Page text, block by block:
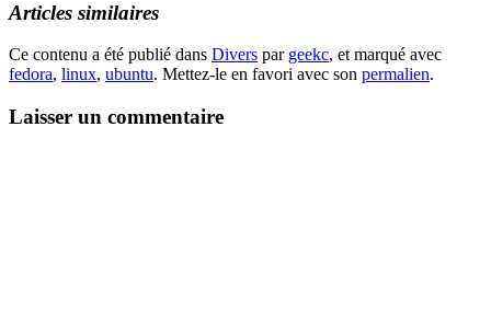
Articles similaires
Ce contenu a été publié dans Divers par geekc, et marqué avec
fedora, linux, ubuntu. Mettez-le en favori avec son permalien.
Laisser un commentaire